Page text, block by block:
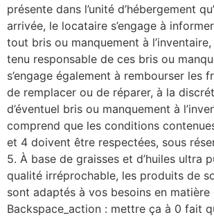
présente dans l’unité d’hébergement
arrivée, le locataire s’engage à
tout bris ou manquement à l’inventaire,
tenu responsable de ces bris ou
s’engage également à rembourser les
de remplacer ou de réparer, à la
d’éventuel bris ou manquement à
comprend que les conditions
et 4 doivent être respectées, sous
5. À base de graisses et d’huiles ultra
qualité irréprochable, les produits de
sont adaptés à vos besoins en matière
Backspace_action : mettre ça à 0 fait